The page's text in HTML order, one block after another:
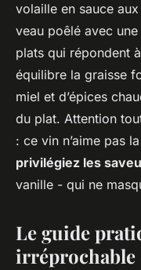
volaille en sauce
veau poêlé avec
plats qui répondent
équilibre la graisse
miel et d’épices
du plat. Attention
: ce vin n’aime pas
privilégiez les
vanille - qui ne
Le guide
irréprochable